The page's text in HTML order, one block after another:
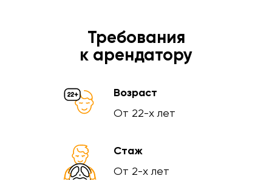
Требования
к арендатору
Возраст
От 22-х лет
Стаж
От 2-х лет